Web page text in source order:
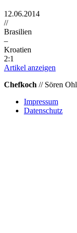
12.06.2014
//
Brasilien
–
Kroatien
2:1
Artikel anzeigen
Chefkoch // Sören Ohl
Impressum
Datenschutz